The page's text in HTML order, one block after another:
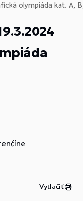
olympiáda kat. A,
Vytlačiť